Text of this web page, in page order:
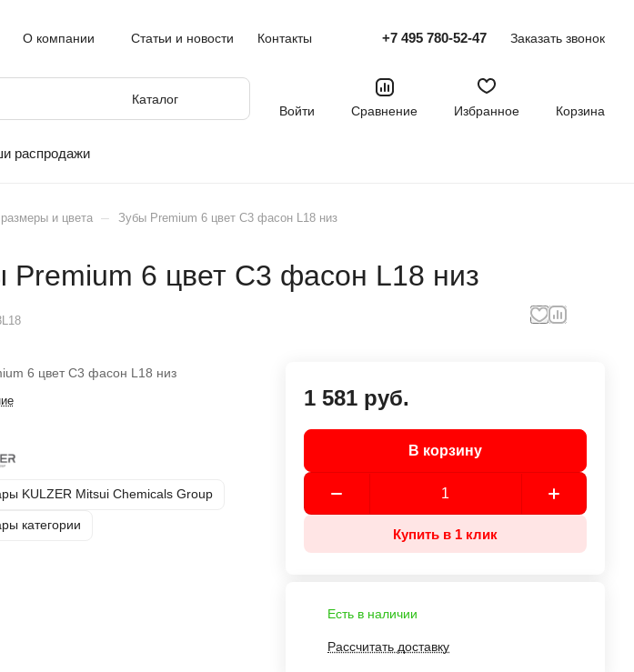
О компании Статьи и новости Контакты +7 495 780-52-47 Заказать звонок
Каталог
Войти
Сравнение Избранное Корзина
распродажи
и цвета – Зубы Premium 6 цвет C3 фасон L18 низ
Premium 6 цвет C3 фасон L18 низ
6 цвет C3 фасон L18 низ
KULZER Mitsui Chemicals Group
категории
1 581 руб.
В корзину
Купить в 1 клик
Есть в наличии
Рассчитать доставку